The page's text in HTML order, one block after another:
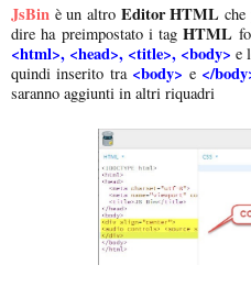
JsBin è un altro Editor HTML
dire ha preimpostato i tagHTML
<html>, <head>, <title>, <body> e
quindi inserito tra <body> e </
saranno aggiunti in altri riquadri